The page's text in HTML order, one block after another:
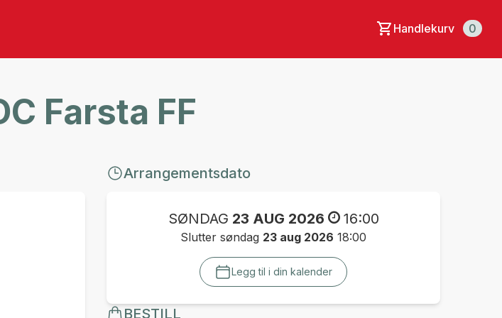
Handlekurv 0
Farsta FF
Arrangementsdato
SØNDAG 23 AUG 2026 16:00
Slutter søndag 23 aug 2026 18:00
Legg til i din kalender
BESTILL